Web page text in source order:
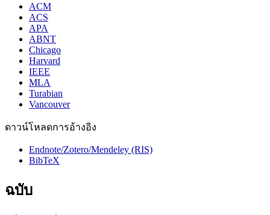
ACM
ACS
APA
ABNT
Chicago
Harvard
IEEE
MLA
Turabian
Vancouver
ดาวน์โหลดการอ้างอิง
Endnote/Zotero/Mendeley (RIS)
BibTeX
ฉบับ